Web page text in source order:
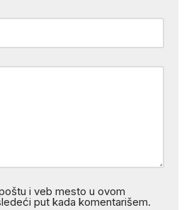
i veb mesto u ovom
put kada komentarišem.